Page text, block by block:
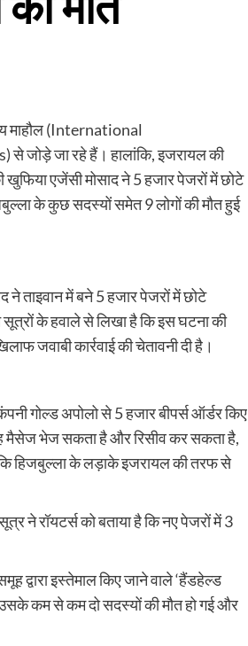
माहौल (International
जोड़े जा रहे हैं। हालांकि, इजरायल की
एजेंसी मोसाद ने 5 हजार पेजरों में छोटे
के कुछ सदस्यों समेत 9 लोगों की मौत हुई
ने ताइवान में बने 5 हजार पेजरों में छोटे
के हवाले से लिखा है कि इस घटना की
जवाबी कार्रवाई की चेतावनी दी है।
गोल्ड अपोलो से 5 हजार बीपर्स ऑर्डर किए
मैसेज भेज सकता है और रिसीव कर सकता है,
हिजबुल्ला के लड़ाके इजरायल की तरफ से
ने रॉयटर्स को बताया है कि नए पेजरों में 3
द्वारा इस्तेमाल किए जाने वाले ‘हैंडहेल्ड
उसके कम से कम दो सदस्यों की मौत हो गई और